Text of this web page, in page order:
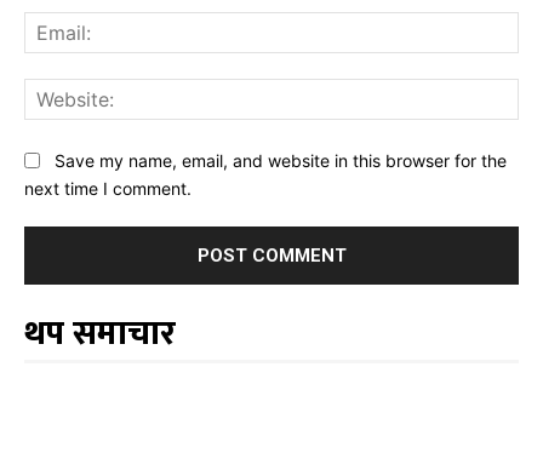
Save my name, email, and website in this browser for the
next time I comment.
थप समाचार